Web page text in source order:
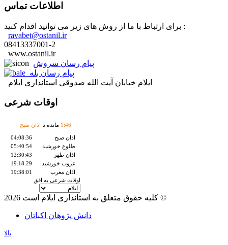
اطلاعات تماس
برای ارتباط با ما از روش های زیر می توانید اقدام کنید :
ravabet@ostanil.ir
08413337001-2
www.ostanil.ir
پیام رسان سروش
پیام رسان بله
ایلام خیابان آیت الله صدوقی استانداری ایلام
اوقات شرعی
1 :46 مانده تا اذان صبح
04:08:36
اذان صبح
05:40:54
طلوع خورشید
12:30:43
اذان ظهر
19:18:29
غروب خورشید
19:38:01
اذان مغرب
اوقات شرعی به افق
کلیه حقوق متعلق به استانداری ایلام است 2026 ©
دانش پژوهان اکباتان
بالا